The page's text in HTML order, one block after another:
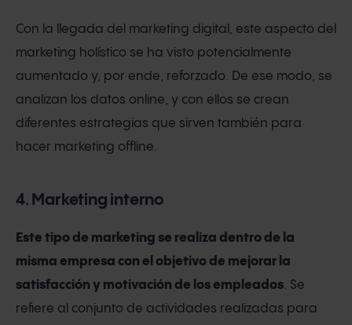
Con la llegada del marketing digital, este aspecto del
marketing holístico se ha visto potencialmente
aumentado y, por ende, reforzado. De ese modo, se
analizan los datos online, y con ellos se crean
diferentes estrategias que sirven también para
hacer marketing offline.
4. Marketing interno
Este tipo de marketing se realiza dentro de la
misma empresa con el objetivo de mejorar la
satisfacción y motivación de los empleados. Se
refiere al conjunto de actividades realizadas para